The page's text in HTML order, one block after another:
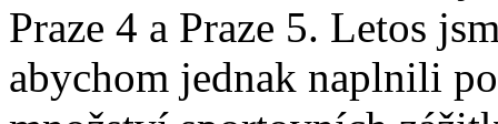
Praze 4 a Praze 5. Letos
abychom jednak naplnili